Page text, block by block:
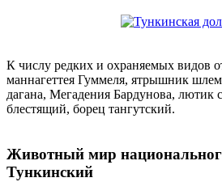
К числу редких и охраняемых видов
маннагеттея Гуммеля, ятрышник
дагана, Мегадения Бардунова, лютик
блестящий, борец тангутский.
Животный мир
Тункинский